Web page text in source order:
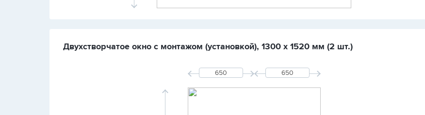
Двухстворчатое окно с монтажом (установкой), 1300 х 1520 мм (2 шт.)